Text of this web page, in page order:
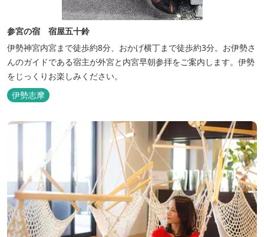
参宮の宿 宿屋五十鈴
伊勢神宮内宮まで徒歩約8分、おかげ横丁まで徒歩約3分。お伊勢さ
んのガイドである宿主が外宮と内宮早朝参拝をご案内します。伊勢
をじっくりお楽しみください。
伊勢志摩